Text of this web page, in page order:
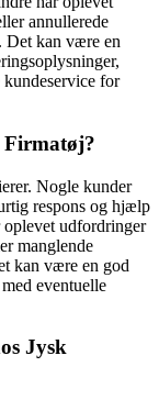
annullerede
Det kan være en
for
Firmatøj?
Nogle kunder
respons og hjælp
oplevet udfordringer
manglende
kan være en god
eventuelle
Jysk